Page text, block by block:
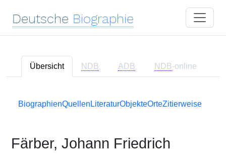
Deutsche Biographie
Übersicht NDB ADB NDB-online
BiographienQuellen LiteraturObjekteOrteZitierweise
Färber, Johann Friedrich